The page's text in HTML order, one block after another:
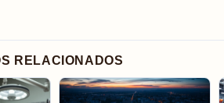
RELACIONADOS